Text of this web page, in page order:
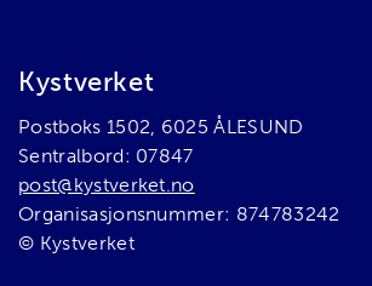
Bunnområde
Kystverket
Postboks 1502, 6025 ÅLESUND
Sentralbord: 07847
post@kystverket.no
Organisasjonsnummer: 874783242
© Kystverket